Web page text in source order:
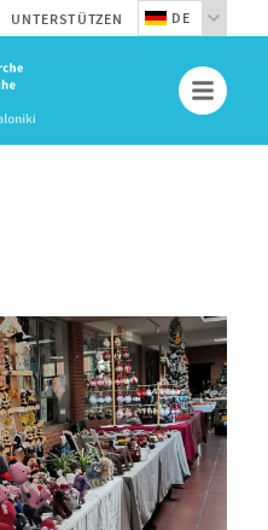
UNTERSTÜTZEN DE